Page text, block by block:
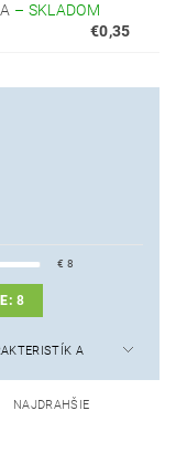
– SKLADOM
€0,35
€ 8
8
A
NAJDRAHŠIE